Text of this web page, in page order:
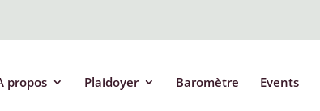
propos Plaidoyer Baromètre Events